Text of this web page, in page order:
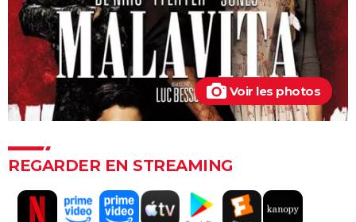
L'Origine du monde
OSS 117 3 : que disent les critiques sur le film ?
Monty Python, Sacré Graal
The French Dispatch : faut-il voir le dernier Wes
Anderson ? Critiques
La Traversée
Gaston Lagaffe : intrigue, avis, streaming... Tout sur
l'adaptation de la BD culte
Voir les photos
REGARDER EN STREAMING